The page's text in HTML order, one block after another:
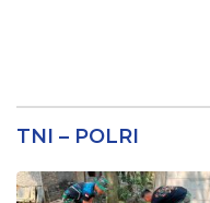
TNI – POLRI